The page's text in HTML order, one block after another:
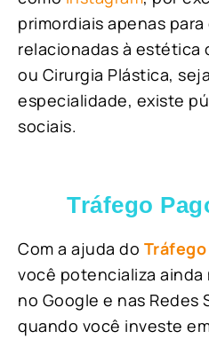
primordiais apenas
relacionadas à estética
ou Cirurgia Plástica, s
especialidade, existe
sociais.
Tráfego
Com a ajuda do
você potencializa ainda
no Google e nas Redes
quando você investe